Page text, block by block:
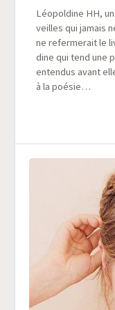
Léo­pol­dine HH,
veilles qui jamais
ne refer­me­rait le
dine qui tend une
enten­dus avant
à la poésie…